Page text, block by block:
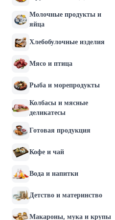
Молочные продукты и
яйца
Хлебобулочные изделия
Мясо и птица
Рыба и морепродукты
Колбасы и мясные
деликатесы
Готовая продукция
Кофе и чай
Вода и напитки
Детство и материнство
Макароны, мука и крупы